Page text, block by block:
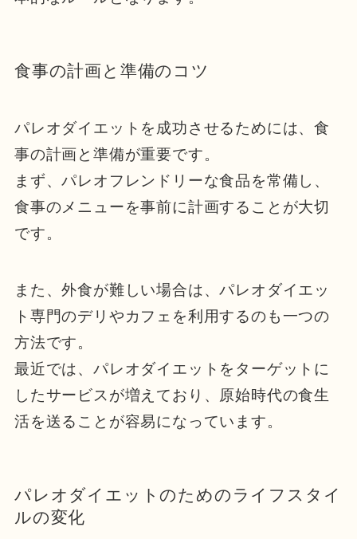
食事の計画と準備のコツ
パレオダイエットを成功させるためには、食
事の計画と準備が重要です。
まず、パレオフレンドリーな食品を常備し、
食事のメニューを事前に計画することが大切
です。
また、外食が難しい場合は、パレオダイエッ
ト専門のデリやカフェを利用するのも一つの
方法です。
最近では、パレオダイエットをターゲットに
したサービスが増えており、原始時代の食生
活を送ることが容易になっています。
パレオダイエットのためのライフスタイ
ルの変化